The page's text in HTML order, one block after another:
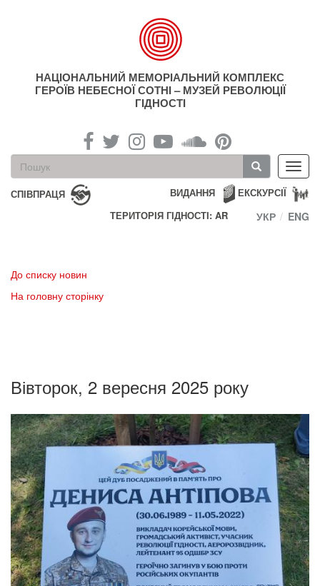
НАЦІОНАЛЬНИЙ МЕМОРІАЛЬНИЙ КОМПЛЕКС
ГЕРОЇВ НЕБЕСНОЇ СОТНІ – МУЗЕЙ РЕВОЛЮЦІЇ
ГІДНОСТІ
Пошукова
форма
Пошук
СПІВПРАЦЯ ЕКСКУРСІЇ
ВИДАННЯ
ТЕРИТОРІЯ ГІДНОСТІ: AR
УКР ENG
До списку новин
На головну сторінку
Вівторок, 2 вересня 2025 року